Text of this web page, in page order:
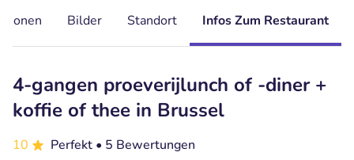
Bilder Standort Infos Zum Restaurant
4-gangen proeverijlunch of -diner +
koffie of thee in Brussel
10 Perfekt • 5 Bewertungen